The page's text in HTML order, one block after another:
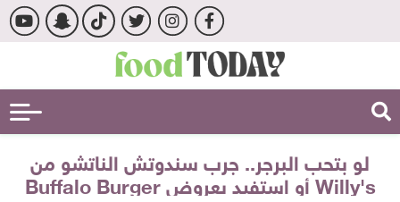
لو بتحب البرجر.. جرب سندوتش الناتشو من
Willy's أو استفيد بعروض Buffalo Burger